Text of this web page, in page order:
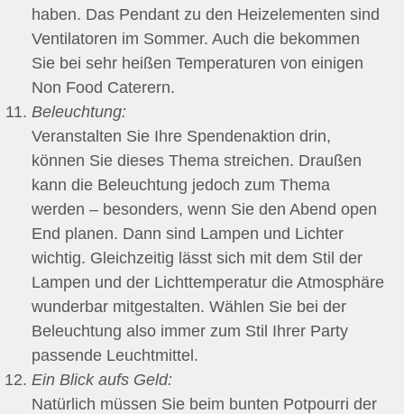
haben. Das Pendant zu den Heizelementen sind
Ventilatoren im Sommer. Auch die bekommen
Sie bei sehr heißen Temperaturen von einigen
Non Food Caterern.
Beleuchtung:
Veranstalten Sie Ihre Spendenaktion drin,
können Sie dieses Thema streichen. Draußen
kann die Beleuchtung jedoch zum Thema
werden – besonders, wenn Sie den Abend open
End planen. Dann sind Lampen und Lichter
wichtig. Gleichzeitig lässt sich mit dem Stil der
Lampen und der Lichttemperatur die Atmosphäre
wunderbar mitgestalten. Wählen Sie bei der
Beleuchtung also immer zum Stil Ihrer Party
passende Leuchtmittel.
Ein Blick aufs Geld:
Natürlich müssen Sie beim bunten Potpourri der